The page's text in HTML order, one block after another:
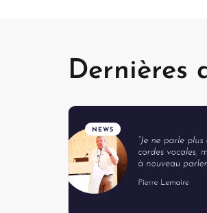
Dernières
NEWS